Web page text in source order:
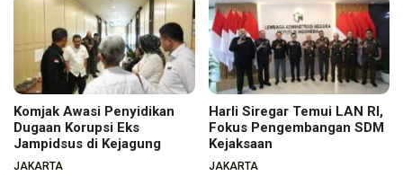
Komjak Awasi Penyidikan
Dugaan Korupsi Eks
Jampidsus di Kejagung
JAKARTA
Harli Siregar Temui LAN RI,
Fokus Pengembangan SDM
Kejaksaan
JAKARTA